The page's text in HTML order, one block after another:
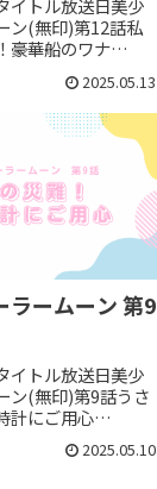
イトル放送日美少
ン(無印)第12話私
豪華船のワナ
いよく湧きあがる
この登場演出かっ
、青く...
2025.05.13
ラームーン 第9
イトル放送日美少
ン(無印)第9話うさ
計にご用心
ント その1：セー
新武器ルナから亜
2025.05.10